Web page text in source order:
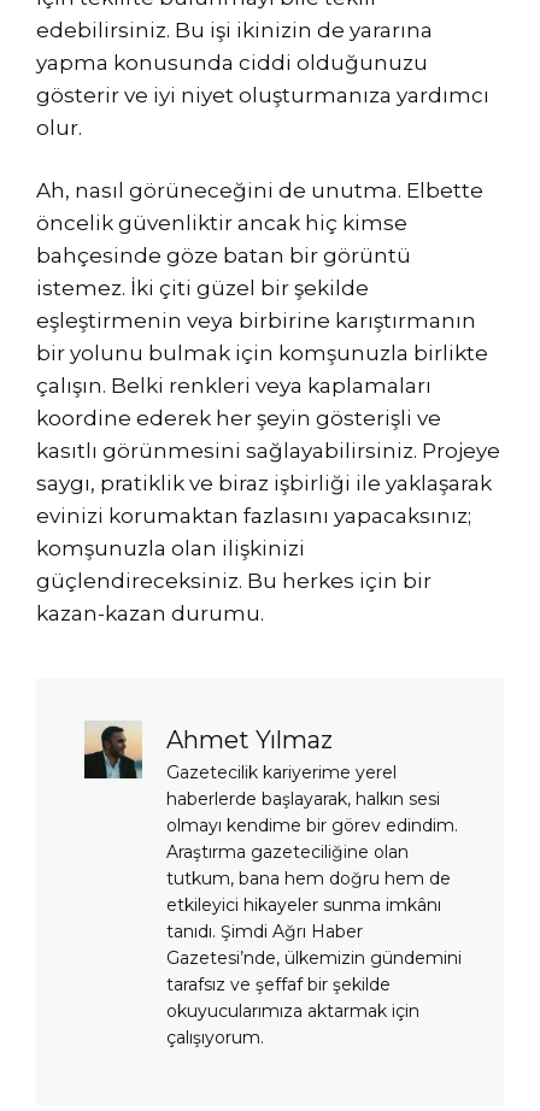
edebilirsiniz. Bu işi ikinizin de yararına
yapma konusunda ciddi olduğunuzu
gösterir ve iyi niyet oluşturmanıza yardımcı
olur.
Ah, nasıl görüneceğini de unutma. Elbette
öncelik güvenliktir ancak hiç kimse
bahçesinde göze batan bir görüntü
istemez. İki çiti güzel bir şekilde
eşleştirmenin veya birbirine karıştırmanın
bir yolunu bulmak için komşunuzla birlikte
çalışın. Belki renkleri veya kaplamaları
koordine ederek her şeyin gösterişli ve
kasıtlı görünmesini sağlayabilirsiniz. Projeye
saygı, pratiklik ve biraz işbirliği ile yaklaşarak
evinizi korumaktan fazlasını yapacaksınız;
komşunuzla olan ilişkinizi
güçlendireceksiniz. Bu herkes için bir
kazan-kazan durumu.
Ahmet Yılmaz
Gazetecilik kariyerime yerel
haberlerde başlayarak, halkın sesi
olmayı kendime bir görev edindim.
Araştırma gazeteciliğine olan
tutkum, bana hem doğru hem de
etkileyici hikayeler sunma imkânı
tanıdı. Şimdi Ağrı Haber
Gazetesi’nde, ülkemizin gündemini
tarafsız ve şeffaf bir şekilde
okuyucularımıza aktarmak için
çalışıyorum.